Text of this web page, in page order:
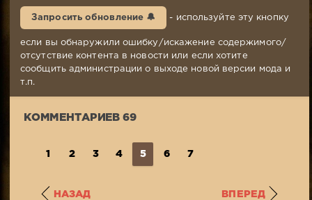
Комментариев:
69
Просмотров:
Запросить обновление 🔔 - используйте эту кнопку
если вы обнаружили ошибку/искажение содержимого/
отсутствие контента в новости или если хотите
сообщить администрации о выходе новой версии мода и
т.п.
КОММЕНТАРИЕВ 69
1 2 3 4 5 6 7
НАЗАД ВПЕРЕД